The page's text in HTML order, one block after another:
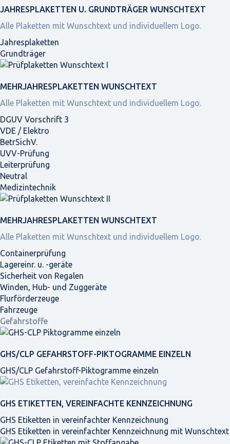
JAHRES­PLAKETTEN U. GRUNDTRÄGER WUNSCHTEXT
Alle Plaketten mit Wunschtext und individuellem Logo.
Jahresplaketten
Grundträger
MEHRJAHRES­PLAKETTEN WUNSCHTEXT
Alle Plaketten mit Wunschtext und individuellem Logo.
DGUV Vorschrift 3
VDE / Elektro
BetrSichV.
UVV-Prüfung
Leiterprüfung
Neutral
Medizintechnik
MEHRJAHRES­PLAKETTEN WUNSCHTEXT
Alle Plaketten mit Wunschtext und individuellem Logo.
Containerprüfung
Lagereinr. u. -geräte
Sicherheit von Regalen
Winden, Hub- und Zuggeräte
Flurförderzeuge
Fahrzeuge
Gefahrstoffe
GHS/CLP GEFAHRSTOFF-PIKTOGRAMME EINZELN
GHS/CLP Gefahrstoff-Piktogramme einzeln
GHS ETIKETTEN, VEREINFACHTE KENNZEICHNUNG
GHS Etiketten in vereinfachter Kennzeichnung
GHS Etiketten in vereinfachter Kennzeichnung mit Wunschtext